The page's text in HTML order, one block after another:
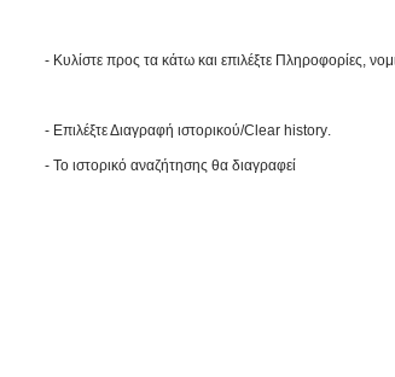
- Κυλίστε προς τα κάτω και επιλέξτε Πληροφορίες,
- Επιλέξτε Διαγραφή ιστορικού/Clear history.
- Το ιστορικό αναζήτησης θα διαγραφεί